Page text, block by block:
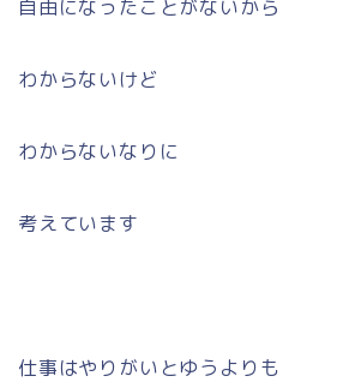
自由になったことがないから
わからないけど
わからないなりに
考えています
仕事はやりがいとゆうよりも